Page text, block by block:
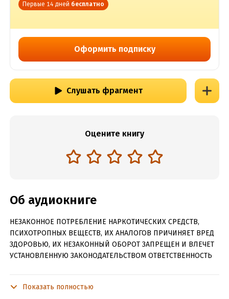
Первые 14 дней бесплатно
Оформить подписку
Слушать фрагмент
Оцените книгу
Об аудиокниге
НЕЗАКОННОЕ ПОТРЕБЛЕНИЕ НАРКОТИЧЕСКИХ СРЕДСТВ,
ПСИХОТРОПНЫХ ВЕЩЕСТВ, ИХ АНАЛОГОВ ПРИЧИНЯЕТ ВРЕД
ЗДОРОВЬЮ, ИХ НЕЗАКОННЫЙ ОБОРОТ ЗАПРЕЩЕН И ВЛЕЧЕТ
УСТАНОВЛЕННУЮ ЗАКОНОДАТЕЛЬСТВОМ ОТВЕТСТВЕННОСТЬ
веществах, употребление которых опасно для здоровья. Их
Показать полностью